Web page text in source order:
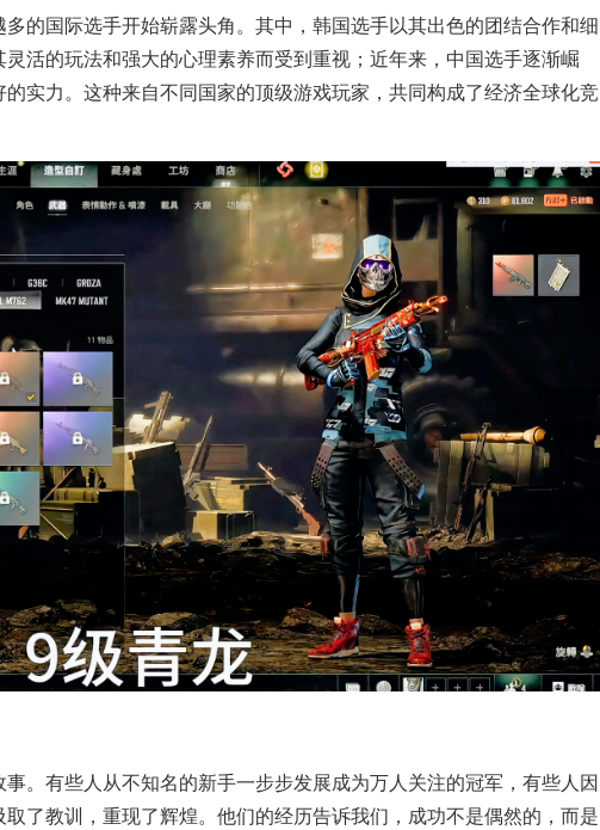
的国际选手开始崭露头角。其中，韩国选手以其出色的团结合作和细
活的玩法和强大的心理素养而受到重视；近年来，中国选手逐渐崛
实力。这种来自不同国家的顶级游戏玩家，共同构成了经济全球化竞
。有些人从不知名的新手一步步发展成为万人关注的冠军，有些人因
了教训，重现了辉煌。他们的经历告诉我们，成功不是偶然的，而是